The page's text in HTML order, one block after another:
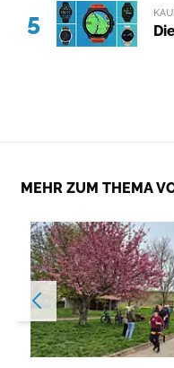
5
MEHR ZUM THEMA